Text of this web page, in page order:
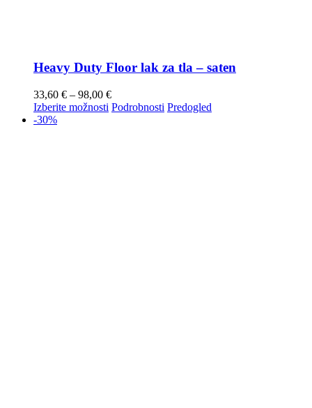
Heavy Duty Floor lak za tla – saten
33,60 € – 98,00 €
Izberite možnosti Podrobnosti Predogled
-30%